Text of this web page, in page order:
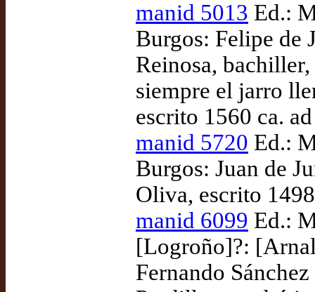
manid 5013 Ed.:
Burgos: Felipe de
Reinosa,
siempre el jarro
escrito 1560 ca.
manid 5720 Ed.:
Burgos: Juan de
Oliva, escrito
manid 6099 Ed.:
[Logroño]?:
Fernando